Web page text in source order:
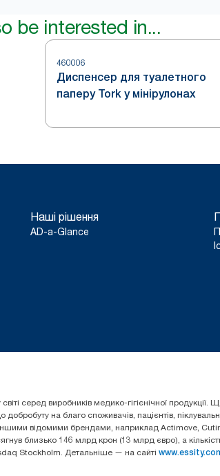
be interested in...
460006
Диспенсер для туалетного
паперу Tork у мінірулонах
Наші рішення
AD-a-Glance
серед виробників медико-гігієнічної
на благо споживачів, пацієнтів,
відомими брендами, наприклад Actimove,
близько 146 млрд крон (13 млрд євро), а
Stockholm. Детальніше — на сайті